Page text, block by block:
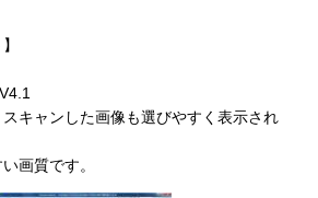
キャンした画像も選びやすく表示され
画質です。